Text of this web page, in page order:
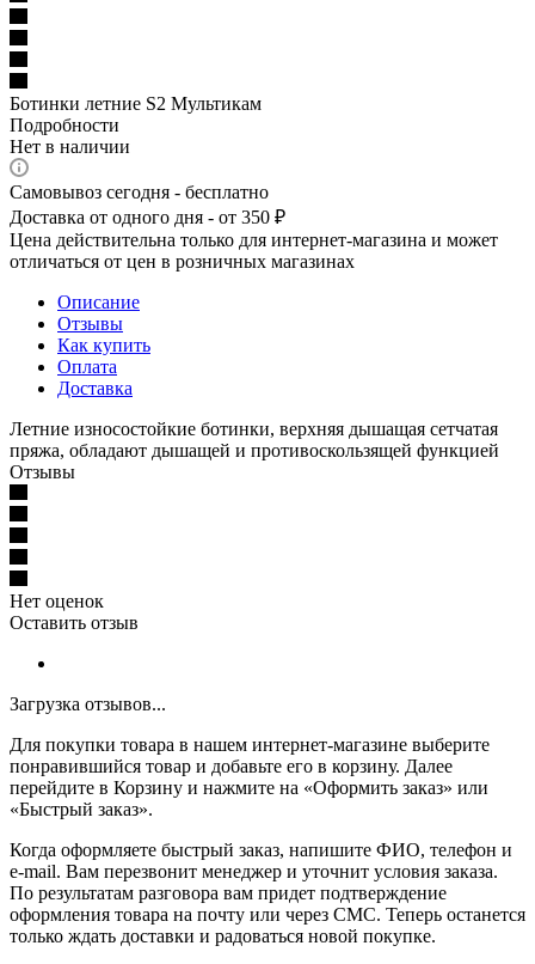
Ботинки летние S2 Мультикам
Подробности
Нет в наличии
Самовывоз сегодня - бесплатно
Доставка от одного дня - от 350 ₽
Цена действительна только для интернет-магазина и может
отличаться от цен в розничных магазинах
Описание
Отзывы
Как купить
Оплата
Доставка
Летние износостойкие ботинки, верхняя дышащая сетчатая
пряжа, обладают дышащей и противоскользящей функцией
Отзывы
Нет оценок
Оставить отзыв
Загрузка отзывов...
Для покупки товара в нашем интернет-магазине выберите
понравившийся товар и добавьте его в корзину. Далее
перейдите в Корзину и нажмите на «Оформить заказ» или
«Быстрый заказ».
Когда оформляете быстрый заказ, напишите ФИО, телефон и
e-mail. Вам перезвонит менеджер и уточнит условия заказа.
По результатам разговора вам придет подтверждение
оформления товара на почту или через СМС. Теперь останется
только ждать доставки и радоваться новой покупке.